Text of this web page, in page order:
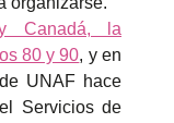
Canadá, la
80 y 90, y en
UNAF hace
Servicios de